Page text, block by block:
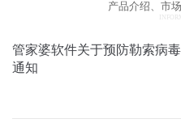
产品介绍、市
管家婆软件关于预防勒索病
通知